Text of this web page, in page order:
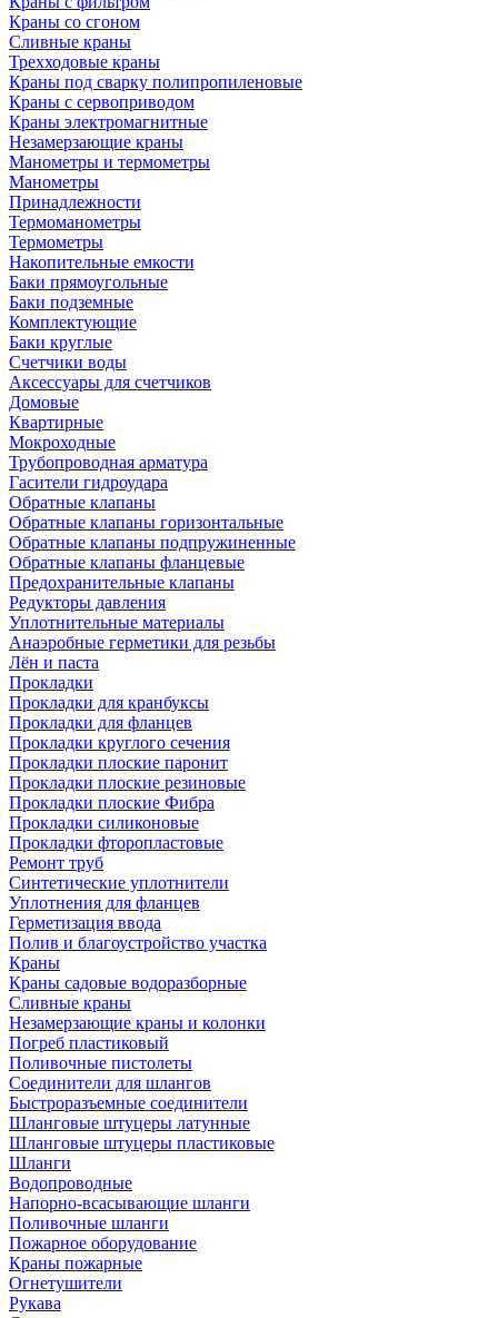
Краны со сгоном
Сливные краны
Трехходовые краны
Краны под сварку полипропиленовые
Краны с сервоприводом
Краны электромагнитные
Незамерзающие краны
Манометры и термометры
Манометры
Принадлежности
Термоманометры
Термометры
Накопительные емкости
Баки прямоугольные
Баки подземные
Комплектующие
Баки круглые
Счетчики воды
Аксессуары для счетчиков
Домовые
Квартирные
Мокроходные
Трубопроводная арматура
Гасители гидроудара
Обратные клапаны
Обратные клапаны горизонтальные
Обратные клапаны подпружиненные
Обратные клапаны фланцевые
Предохранительные клапаны
Редукторы давления
Уплотнительные материалы
Анаэробные герметики для резьбы
Лён и паста
Прокладки
Прокладки для кранбуксы
Прокладки для фланцев
Прокладки круглого сечения
Прокладки плоские паронит
Прокладки плоские резиновые
Прокладки плоские Фибра
Прокладки силиконовые
Прокладки фторопластовые
Ремонт труб
Синтетические уплотнители
Уплотнения для фланцев
Герметизация ввода
Полив и благоустройство участка
Краны
Краны садовые водоразборные
Сливные краны
Незамерзающие краны и колонки
Погреб пластиковый
Поливочные пистолеты
Соединители для шлангов
Быстроразъемные соединители
Шланговые штуцеры латунные
Шланговые штуцеры пластиковые
Шланги
Водопроводные
Напорно-всасывающие шланги
Поливочные шланги
Пожарное оборудование
Краны пожарные
Огнетушители
Рукава